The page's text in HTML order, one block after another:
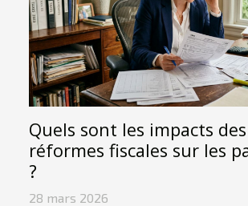
Quels sont les impacts
réformes fiscales sur les
?
28 mars 2026